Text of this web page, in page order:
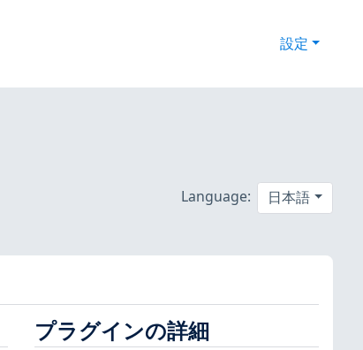
設定
Language: 日本語
プラグインの詳細